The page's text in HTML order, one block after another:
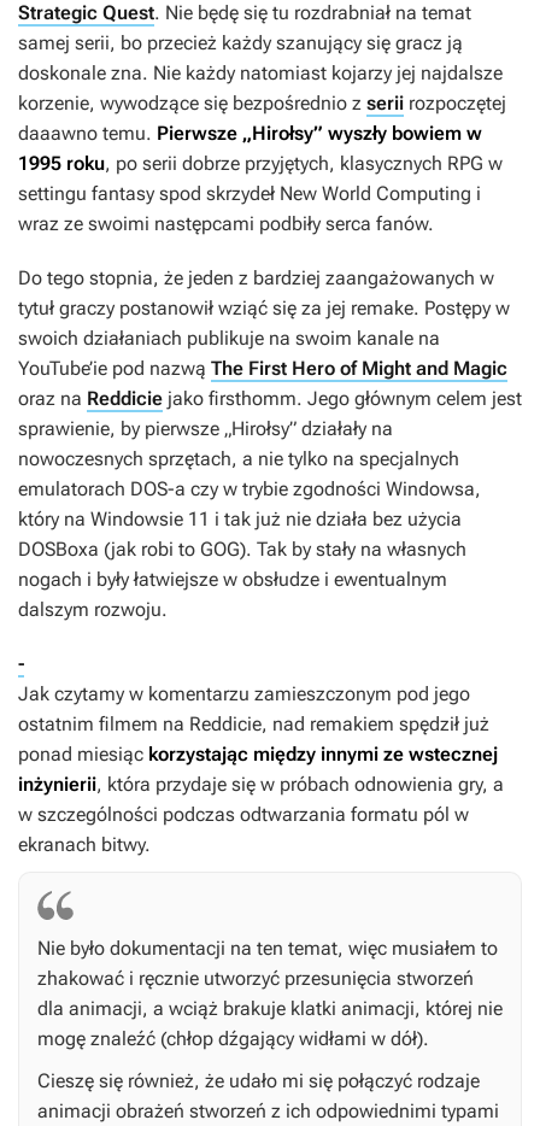
Strategic Quest. Nie będę się tu rozdrabniał na temat
samej serii, bo przecież każdy szanujący się gracz ją
doskonale zna. Nie każdy natomiast kojarzy jej najdalsze
korzenie, wywodzące się bezpośrednio z serii rozpoczętej
daaawno temu. Pierwsze „Hirołsy” wyszły bowiem w
1995 roku, po serii dobrze przyjętych, klasycznych RPG w
settingu fantasy spod skrzydeł New World Computing i
wraz ze swoimi następcami podbiły serca fanów.
Do tego stopnia, że jeden z bardziej zaangażowanych w
tytuł graczy postanowił wziąć się za jej remake. Postępy w
swoich działaniach publikuje na swoim kanale na
YouTube’ie pod nazwą The First Hero of Might and Magic
oraz na Reddicie jako firsthomm. Jego głównym celem jest
sprawienie, by pierwsze „Hirołsy” działały na
nowoczesnych sprzętach, a nie tylko na specjalnych
emulatorach DOS-a czy w trybie zgodności Windowsa,
który na Windowsie 11 i tak już nie działa bez użycia
DOSBoxa (jak robi to GOG). Tak by stały na własnych
nogach i były łatwiejsze w obsłudze i ewentualnym
dalszym rozwoju.
-
Jak czytamy w komentarzu zamieszczonym pod jego
ostatnim filmem na Reddicie, nad remakiem spędził już
ponad miesiąc korzystając między innymi ze wstecznej
inżynierii, która przydaje się w próbach odnowienia gry, a
w szczególności podczas odtwarzania formatu pól w
ekranach bitwy.
Nie było dokumentacji na ten temat, więc musiałem to
zhakować i ręcznie utworzyć przesunięcia stworzeń
dla animacji, a wciąż brakuje klatki animacji, której nie
mogę znaleźć (chłop dźgający widłami w dół).
Cieszę się również, że udało mi się połączyć rodzaje
animacji obrażeń stworzeń z ich odpowiednimi typami